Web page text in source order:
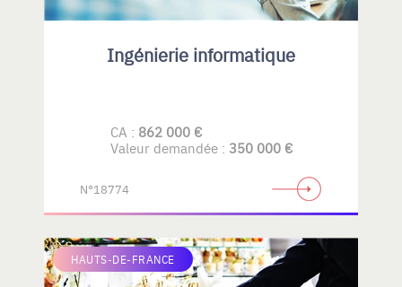
Ingénierie informatique
CA : 862 000 €
Valeur demandée : 350 000 €
N°18774
HAUTS-DE-FRANCE